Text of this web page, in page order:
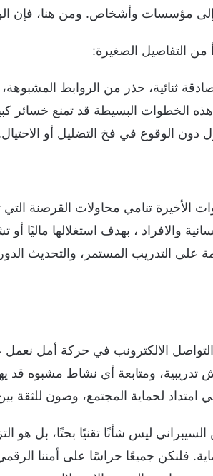
إلى مؤسسات وأشخاص. ومن هنا، فإن
من التفاصيل الصغيرة:
ثنائية، حذر من الروابط
الخطوات البسيطة قد تمنع خسائر
دون الوقوع في فخ التضليل أو
الأخيرة تنامي محاولات القرصنة
والافراد ، بهدف استغلالها ماليًا
على التدريب المستمر، والتحديث
الالكترونب في حركة أمل نعمل
تدريبية، ومتابعة أي نشاط مشبوه قد
امتداد لحماية المجتمع، وصون للثقة
السيبراني ليس شأنًا تقنيًا بحتًا، بل هو
فلنكن جميعًا حراسًا على أمننا